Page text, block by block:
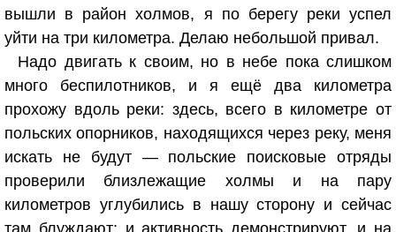
вышли в район холмов, я по берегу реки успел
уйти на три километра. Делаю небольшой привал.
Надо двигать к своим, но в небе пока слишком
много беспилотников, и я ещё два километра
прохожу вдоль реки: здесь, всего в километре от
польских опорников, находящихся через реку, меня
искать не будут — польские поисковые отряды
проверили близлежащие холмы и на пару
километров углубились в нашу сторону и сейчас
там блуждают: и активность демонстрируют, и на